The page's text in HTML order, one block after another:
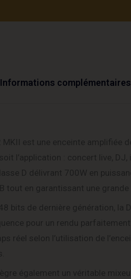
Informations complémentaires